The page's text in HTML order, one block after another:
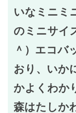
いなミニミ
のミニサイ
＾）エコバ
おり、いか
かよくわか
森はたしか